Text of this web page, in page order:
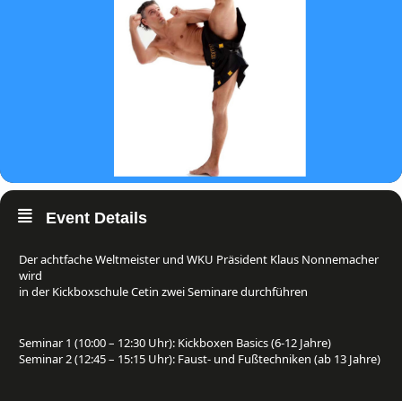
Event Details
Der achtfache Weltmeister und WKU Präsident Klaus Nonnemacher
wird
in der Kickboxschule Cetin zwei Seminare durchführen
Seminar 1 (10:00 – 12:30 Uhr): Kickboxen Basics (6-12 Jahre)
Seminar 2 (12:45 – 15:15 Uhr): Faust- und Fußtechniken (ab 13 Jahre)